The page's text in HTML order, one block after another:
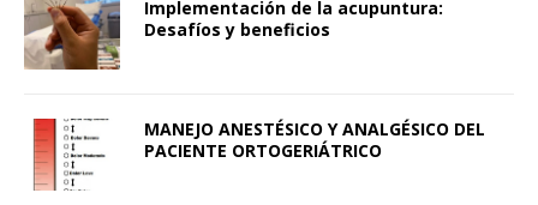
Implementación de la acupuntura:
Desafíos y beneficios
MANEJO ANESTÉSICO Y ANALGÉSICO DEL
PACIENTE ORTOGERIÁTRICO